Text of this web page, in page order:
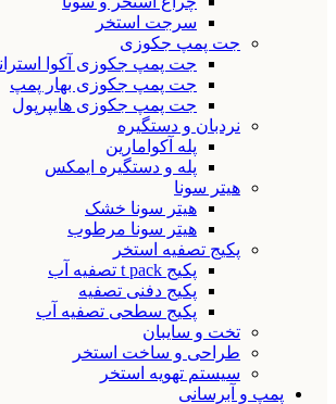
سرجت استخر
جت پمپ جکوزی
جت پمپ جکوزی آکوا
جت پمپ جکوزی بهار پمپ
جت پمپ جکوزی هایپرپول
نردبان و دستگیره
پله آکوامارین
پله و دستگیره ایمکس
هیتر سونا
هیتر سونا خشک
هیتر سونا مرطوب
پکیج تصفیه استخر
پکیج t pack تصفیه آب
پکیج دفنی تصفیه
پکیج سطحی تصفیه آب
تخت و سایبان
طراحی و ساخت استخر
سیستم تهویه استخر
پمپ و آبرسانی